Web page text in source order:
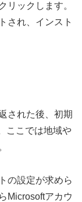
リックします。
され、インスト
された後、初期
ここでは地域や
の設定が求めら
Microsoftアカウ